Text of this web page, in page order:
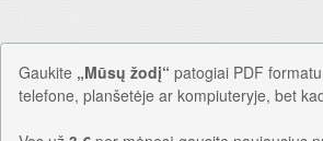
Gaukite „Mūsų žodį“ patogiai PDF
telefone, planšetėje ar kompiuteryje, bet